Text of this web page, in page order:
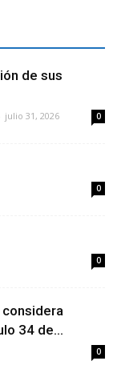
de sus
julio 31, 2026 0
0
0
34 de...
0